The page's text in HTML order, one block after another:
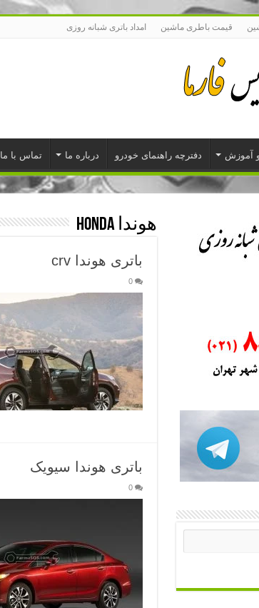
قیمت باطری ماشین امداد باتری شبانه روزی
آموزش دفترچه راهنمای خودرو درباره ما تماس با ما
هوندا Honda
باتری هوندا crv
0
باتری هوندا سیویک
0